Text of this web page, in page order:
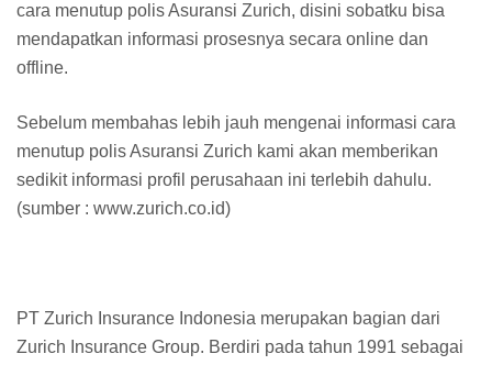
cara menutup polis Asuransi Zurich, disini sobatku bisa
mendapatkan informasi prosesnya secara online dan
offline.
Sebelum membahas lebih jauh mengenai informasi cara
menutup polis Asuransi Zurich kami akan memberikan
sedikit informasi profil perusahaan ini terlebih dahulu.
(sumber : www.zurich.co.id)
PT Zurich Insurance Indonesia merupakan bagian dari
Zurich Insurance Group. Berdiri pada tahun 1991 sebagai